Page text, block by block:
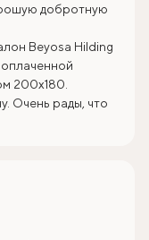
добротную
Beyosa Hilding
200х180.
Очень рады, что